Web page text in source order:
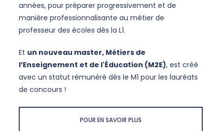
années, pour préparer progressivement et de
manière professionnalisante au métier de
professeur des écoles dès la L1.
Et un nouveau master, Métiers de
l’Enseignement et de l'Éducation (M2E), est créé
avec un statut rémunéré dès le M1 pour les lauréats
de concours !
POUR EN SAVOIR PLUS